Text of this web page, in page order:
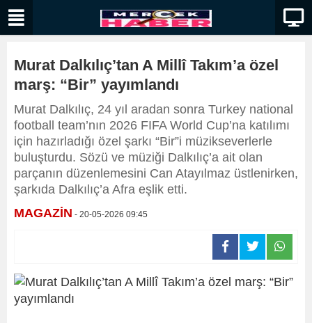
Murat Dalkılıç’tan A Millî Takım’a özel
marş: “Bir” yayımlandı
Murat Dalkılıç, 24 yıl aradan sonra Turkey national
football team’nın 2026 FIFA World Cup’na katılımı
için hazırladığı özel şarkı “Bir”i müzikseverlerle
buluşturdu. Sözü ve müziği Dalkılıç’a ait olan
parçanın düzenlemesini Can Atayılmaz üstlenirken,
şarkıda Dalkılıç’a Afra eşlik etti.
MAGAZİN - 20-05-2026 09:45